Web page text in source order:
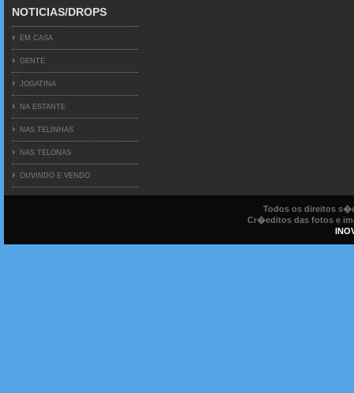
NOTICIAS/DROPS
EM CASA
GENTE
JOGATINA
NA ESTANTE
NAS TELINHAS
NAS TELONAS
OUVINDO E VENDO
Todos os direitos
Cr�editos das fotos e